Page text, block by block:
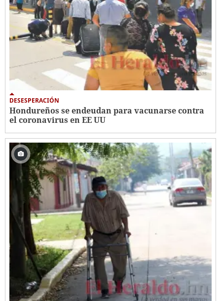
DESESPERACIÓN
Hondureños se endeudan para vacunarse contra
el coronavirus en EE UU